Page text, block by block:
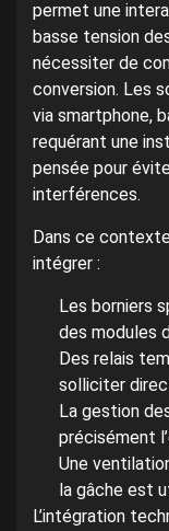
permet une
basse tension
nécessiter de
conversion. Les
via smartphone,
requérant une
pensée pour
interférences.
Dans ce
intégrer :
Les borniers
des modules
Des relais
solliciter
La gestion
précisément
Une
la gâche est
L’intégration